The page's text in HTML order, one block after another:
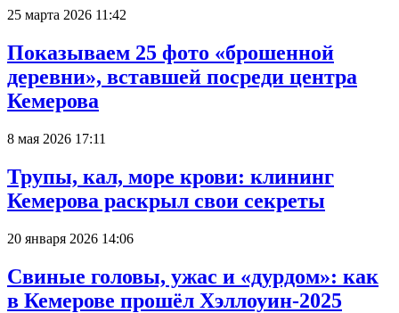
25 марта 2026 11:42
Показываем 25 фото «брошенной
деревни», вставшей посреди центра
Кемерова
8 мая 2026 17:11
Трупы, кал, море крови: клининг
Кемерова раскрыл свои секреты
20 января 2026 14:06
Свиные головы, ужас и «дурдом»: как
в Кемерове прошёл Хэллоуин-2025